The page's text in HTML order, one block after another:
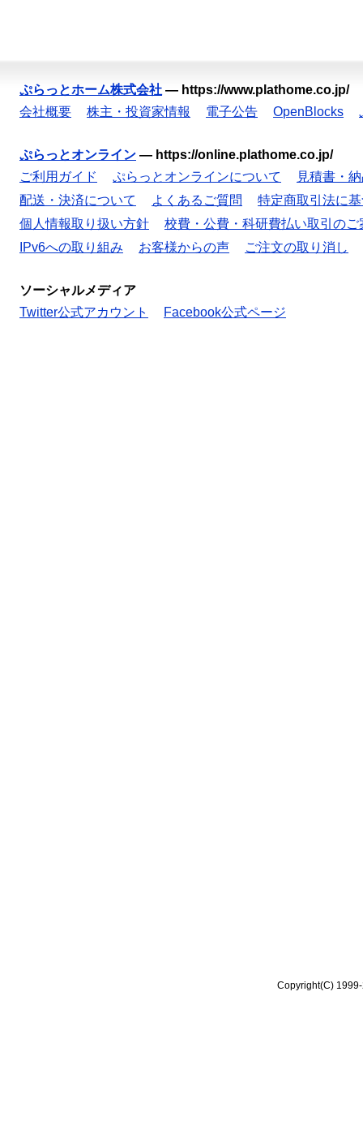
ぷらっとホーム株式会社 — https://www.plathome.co.jp/
会社概要
株主・投資家情報 電子公告 OpenBlocks
ぷらっとオンライン — https://online.plathome.co.jp/
ご利用ガイド
ぷらっとオンラインについて
見積書・
配送・決済について
よくあるご質問
特定商取引法に
個人情報取り扱い方針
校費・公費・科研費払い取引のご
IPv6への取り組み
お客様からの声 ご注文の取り消し
ソーシャルメディア
Twitter公式アカウント
Facebook公式ページ
Copyright(C)